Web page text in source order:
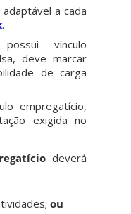
a cada
.
vínculo
deve marcar
de carga
empregatício,
exigida no
deverá
ou